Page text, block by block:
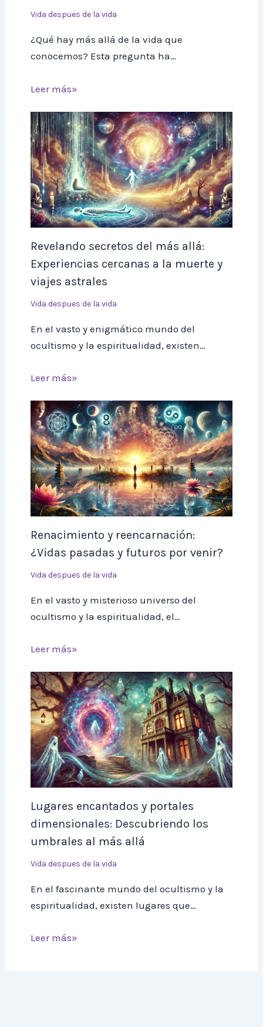
Vida despues de la vida
¿Qué hay más allá de la vida que
conocemos? Esta pregunta ha…
Leer más»
Revelando secretos del más allá:
Experiencias cercanas a la muerte y
viajes astrales
Vida despues de la vida
En el vasto y enigmático mundo del
ocultismo y la espiritualidad, existen…
Leer más»
Renacimiento y reencarnación:
¿Vidas pasadas y futuros por venir?
Vida despues de la vida
En el vasto y misterioso universo del
ocultismo y la espiritualidad, el…
Leer más»
Lugares encantados y portales
dimensionales: Descubriendo los
umbrales al más allá
Vida despues de la vida
En el fascinante mundo del ocultismo y la
espiritualidad, existen lugares que…
Leer más»